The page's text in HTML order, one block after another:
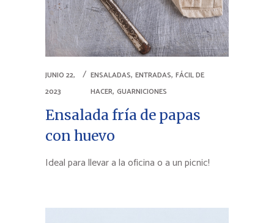
JUNIO 22,
2023
ENSALADAS,ENTRADAS,FÁCIL DE
HACER,GUARNICIONES
Ensalada fría de papas
con huevo
Ideal para llevar a la oficina o a un picnic!